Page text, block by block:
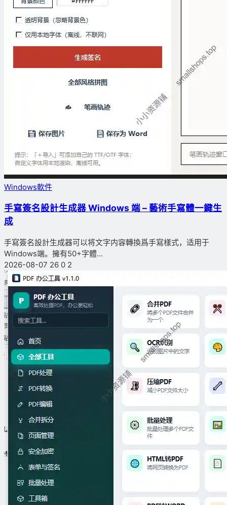
Windows軟件
手寫簽名設計生成器 Windows 端 – 藝術手寫體一鍵生
成
手寫簽名設計生成器可以将文字内容轉換爲手寫樣式，适用于
Windows端。擁有50+字體...
2026-08-07 26 0 2